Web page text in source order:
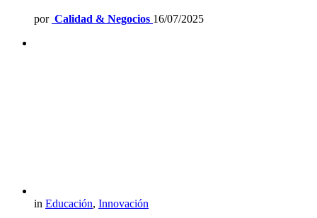
por Calidad & Negocios 16/07/2025
in Educación, Innovación